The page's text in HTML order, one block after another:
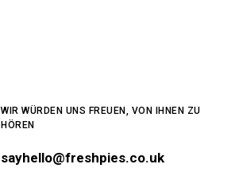
WIR WÜRDEN UNS FREUEN, VON IHNEN ZU
HÖREN
sayhello@freshpies.co.uk